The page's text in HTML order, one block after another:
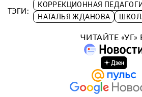
ТЭГИ:
КОРРЕКЦИОННАЯ
НАТАЛЬЯ ЖДАНОВА
ЧИТАЙТЕ «УГ»